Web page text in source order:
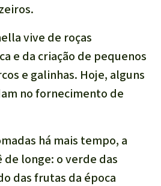
vive de roças
e da criação de pequenos
e galinhas. Hoje, alguns
no fornecimento de
há mais tempo, a
de longe: o verde das
das frutas da época